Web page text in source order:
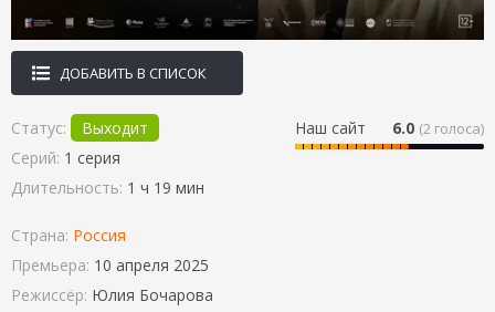
ДОБАВИТЬ В СПИСОК
Наш сайт 6.0 (2 голоса)
Статус:
Выходит
Серий: 1 серия
Длительность: 1 ч 19 мин
Страна: Россия
Премьера: 10 апреля 2025
Режиссёр: Юлия Бочарова